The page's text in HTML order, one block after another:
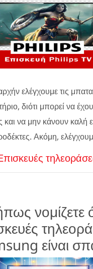
ελέγχουμε τις
διότι μπορεί να
και να μην κάνουν καλή
Ακόμη,
νομίζετε
είναι